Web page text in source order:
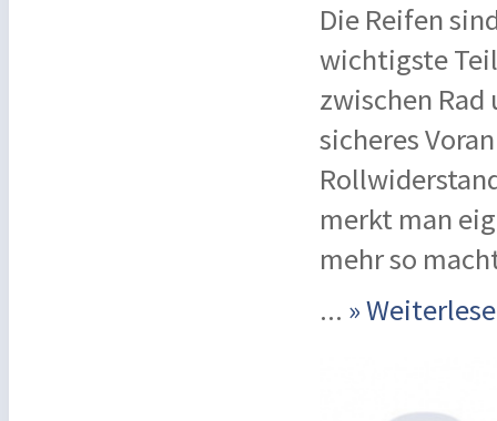
Die Reifen
wichtigste
zwischen
sicheres
merkt man
mehr so
... »